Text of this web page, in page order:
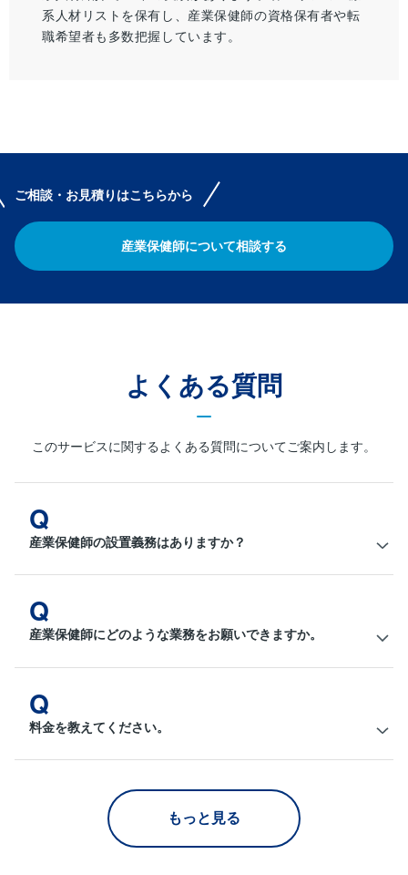
系人材リストを保有し、産業保健師の資格保有者や転
職希望者も多数把握しています。
ご相談・お見積りはこちらから
産業保健師について相談する
よくある質問
このサービスに関するよくある質問についてご案内します。
Q
産業保健師の設置義務はありますか？
Q
産業保健師にどのような業務をお願いできますか。
Q
料金を教えてください。
もっと見る